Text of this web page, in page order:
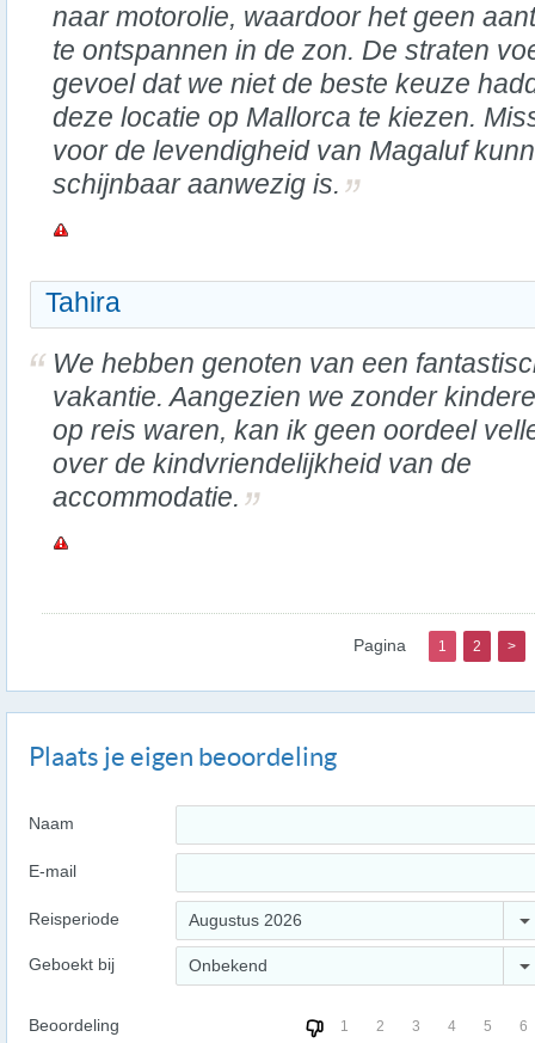
naar motorolie, waardoor het geen
te ontspannen in de zon. De straten
gevoel dat we niet de beste keuze
deze locatie op Mallorca te kiezen.
voor de levendigheid van Magaluf
schijnbaar aanwezig is.
Tahira
We hebben genoten van een
vakantie. Aangezien we zonder
op reis waren, kan ik geen oordeel
over de kindvriendelijkheid van de
accommodatie.
Pagina 1 2 >
Plaats je eigen beoordeling
Naam
E-mail
Reisperiode Augustus 2026
Geboekt bij Onbekend
Beoordeling 1 2 3 4 5 6